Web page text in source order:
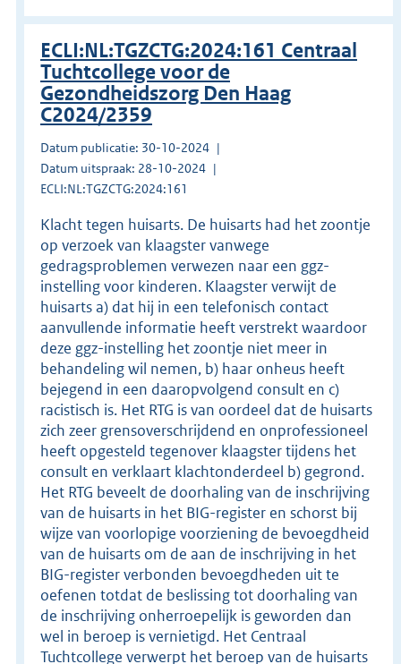
ECLI:NL:TGZCTG:2024:161 Centraal
Tuchtcollege voor de
Gezondheidszorg Den Haag
C2024/2359
Datum publicatie: 30-10-2024
Datum uitspraak: 28-10-2024
ECLI:NL:TGZCTG:2024:161
Klacht tegen huisarts. De huisarts had het zoontje
op verzoek van klaagster vanwege
gedragsproblemen verwezen naar een ggz-
instelling voor kinderen. Klaagster verwijt de
huisarts a) dat hij in een telefonisch contact
aanvullende informatie heeft verstrekt waardoor
deze ggz-instelling het zoontje niet meer in
behandeling wil nemen, b) haar onheus heeft
bejegend in een daaropvolgend consult en c)
racistisch is. Het RTG is van oordeel dat de huisarts
zich zeer grensoverschrijdend en onprofessioneel
heeft opgesteld tegenover klaagster tijdens het
consult en verklaart klachtonderdeel b) gegrond.
Het RTG beveelt de doorhaling van de inschrijving
van de huisarts in het BIG-register en schorst bij
wijze van voorlopige voorziening de bevoegdheid
van de huisarts om de aan de inschrijving in het
BIG-register verbonden bevoegdheden uit te
oefenen totdat de beslissing tot doorhaling van
de inschrijving onherroepelijk is geworden dan
wel in beroep is vernietigd. Het Centraal
Tuchtcollege verwerpt het beroep van de huisarts